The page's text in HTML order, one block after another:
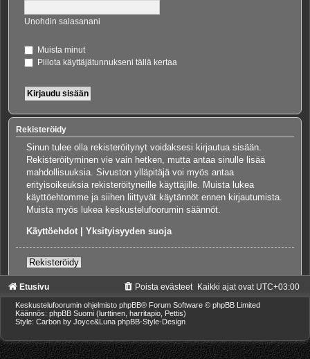
Unohdin salasanani
Muista minut
Piilota käyttäjätunnukseni tällä kertaa
Rekisteröidy
Sinun tulee olla rekisteröitynyt voidaksesi kirjautua sisään.
Rekisteröityminen vie vain hetken, mutta antaa sinulle lisää
mahdollisuuksia. Sivuston ylläpitäjä voi myös antaa
erityisoikeuksia rekisteröityneille käyttäjille. Muista lukea
käyttöehtomme ja siihen liittyvät käytännöt ennen kirjautumista.
Muista myös lukea keskustelufoorumin säännöt.
Käyttöehdot| Yksityisyyden suoja
Rekisteröidy
Etusivu Kaikki ajat ovat UTC+03:00
Poista evästeet
Keskustelufoorumin ohjelmisto phpBB® Forum Software © phpBB Limited
Käännös: phpBB Suomi (lurttinen, harritapio, Pettis)
Style: Carbon by Joyce&Luna phpBB-Style-Design